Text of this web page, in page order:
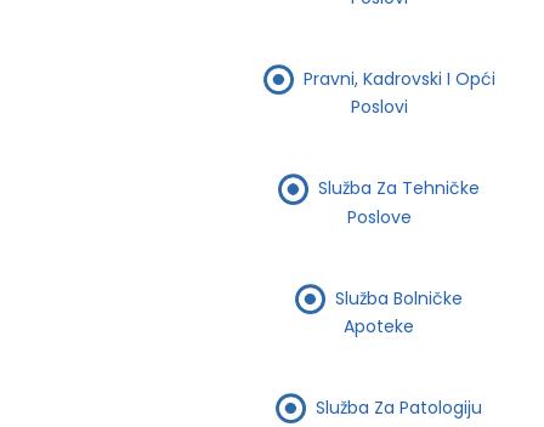
Pravni, Kadrovski I Opći
Poslovi
Služba Za Tehničke
Poslove
Služba Bolničke
Apoteke
Služba Za Patologiju